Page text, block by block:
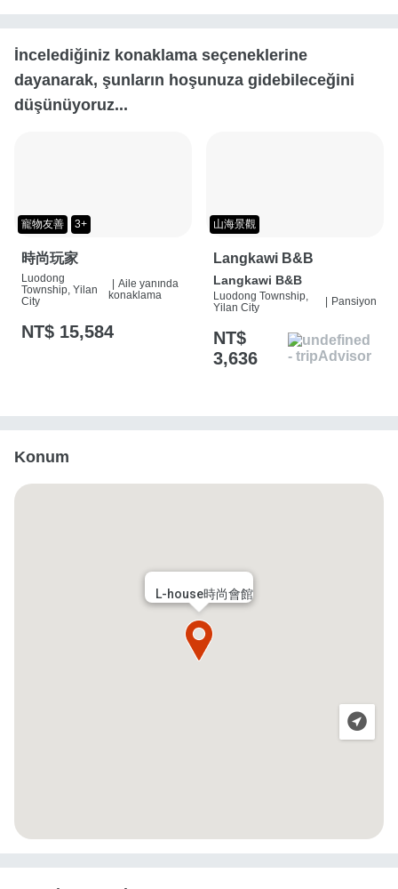
İncelediğiniz konaklama seçeneklerine
dayanarak, şunların hoşunuza gidebileceğini
düşünüyoruz...
寵物友善 3+
時尚玩家
Luodong
Township, Yilan
City
Aile yanında
konaklama
NT$ 15,584
山海景觀
Langkawi B&B
Langkawi B&B
Luodong Township,
Yilan City
Pansiyon
NT$
3,636
Konum
L-house時尚會館